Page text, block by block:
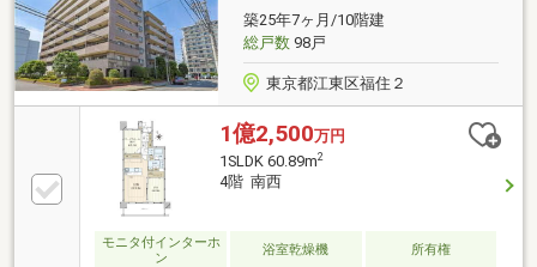
トネスジム、ゲストルーム、キッズルーム等）◆アウ
トドア用品の収納に便利なトランクルーム付
築25年7ヶ月/10階建
総戸数98戸
東京都江東区福住２
1億2,500万円
1SLDK 60.89m2
4階 南西
モニタ付インターホ
ン
浴室乾燥機 所有権